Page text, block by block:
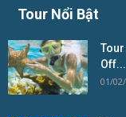
Tour Nổi Bật
Tour
Off...
01/